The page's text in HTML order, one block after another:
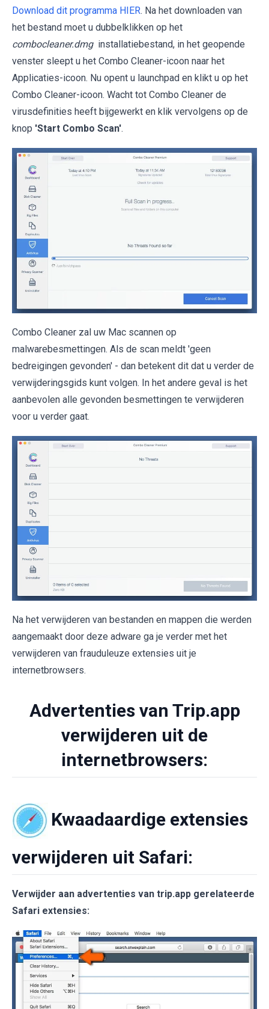
Download dit programma HIER. Na het downloaden van
het bestand moet u dubbelklikken op het
combocleaner.dmg installatiebestand, in het geopende
venster sleept u het Combo Cleaner-icoon naar het
Applicaties-icoon. Nu opent u launchpad en klikt u op het
Combo Cleaner-icoon. Wacht tot Combo Cleaner de
virusdefinities heeft bijgewerkt en klik vervolgens op de
knop 'Start Combo Scan'.
Combo Cleaner zal uw Mac scannen op
malwarebesmettingen. Als de scan meldt 'geen
bedreigingen gevonden' - dan betekent dit dat u verder de
verwijderingsgids kunt volgen. In het andere geval is het
aanbevolen alle gevonden besmettingen te verwijderen
voor u verder gaat.
Na het verwijderen van bestanden en mappen die werden
aangemaakt door deze adware ga je verder met het
verwijderen van frauduleuze extensies uit je
internetbrowsers.
Advertenties van Trip.app
verwijderen uit de
internetbrowsers:
Kwaadaardige extensies
verwijderen uit Safari:
Verwijder aan advertenties van trip.app gerelateerde
Safari extensies: